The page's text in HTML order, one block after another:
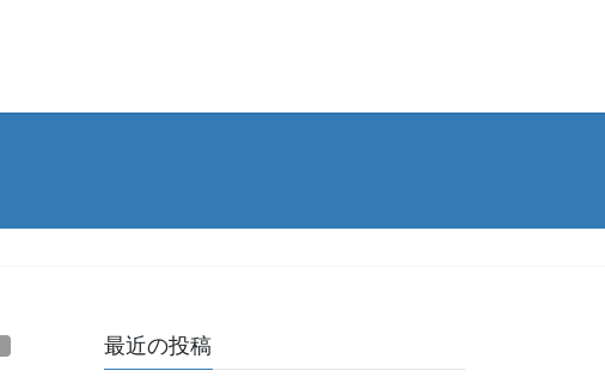
最近の投稿